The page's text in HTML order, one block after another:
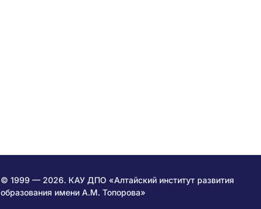
© 1999 — 2026. КАУ ДПО «Алтайский институт развития
образования имени А.М. Топорова»